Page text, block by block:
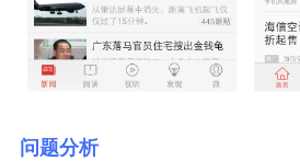
问题分析